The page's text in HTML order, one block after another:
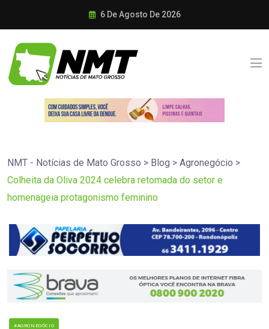
6 De Agosto De 2026
NMT - Notícias de Mato Grosso > Blog > Agronegócio >
Colheita da Oliva 2024 celebra retomada do setor e
homenageia protagonismo feminino
#AGRONEGÓCIO